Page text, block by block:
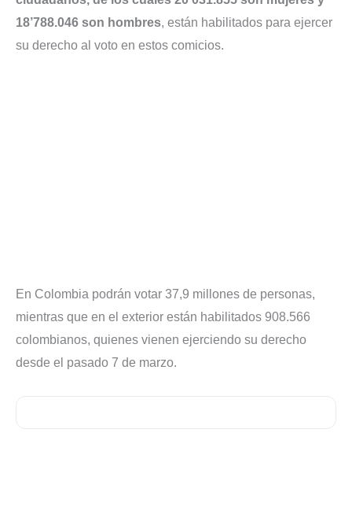
18’788.046 son hombres, están habilitados para ejercer
su derecho al voto en estos comicios.
En Colombia podrán votar 37,9 millones de personas,
mientras que en el exterior están habilitados 908.566
colombianos, quienes vienen ejerciendo su derecho
desde el pasado 7 de marzo.